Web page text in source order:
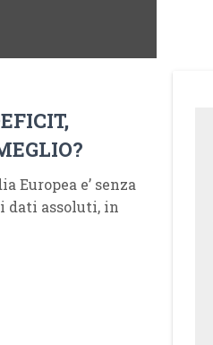
Europea e’ senza
dati assoluti, in